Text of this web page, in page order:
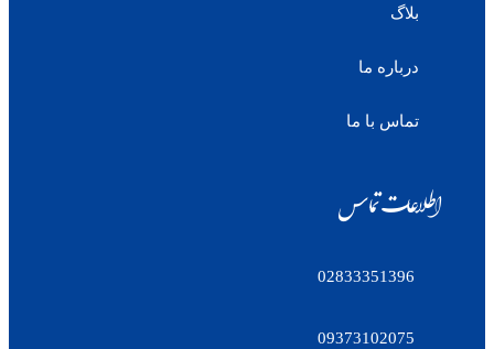
بلاگ
درباره ما
تماس با ما
اطلاعات تماس
02833351396
09373102075